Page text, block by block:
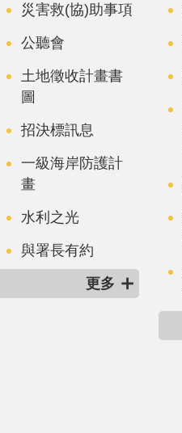
災害救(協)助事項
公聽會
土地徵收計畫書
圖
招決標訊息
一級海岸防護計
畫
水利之光
與署長有約
更多